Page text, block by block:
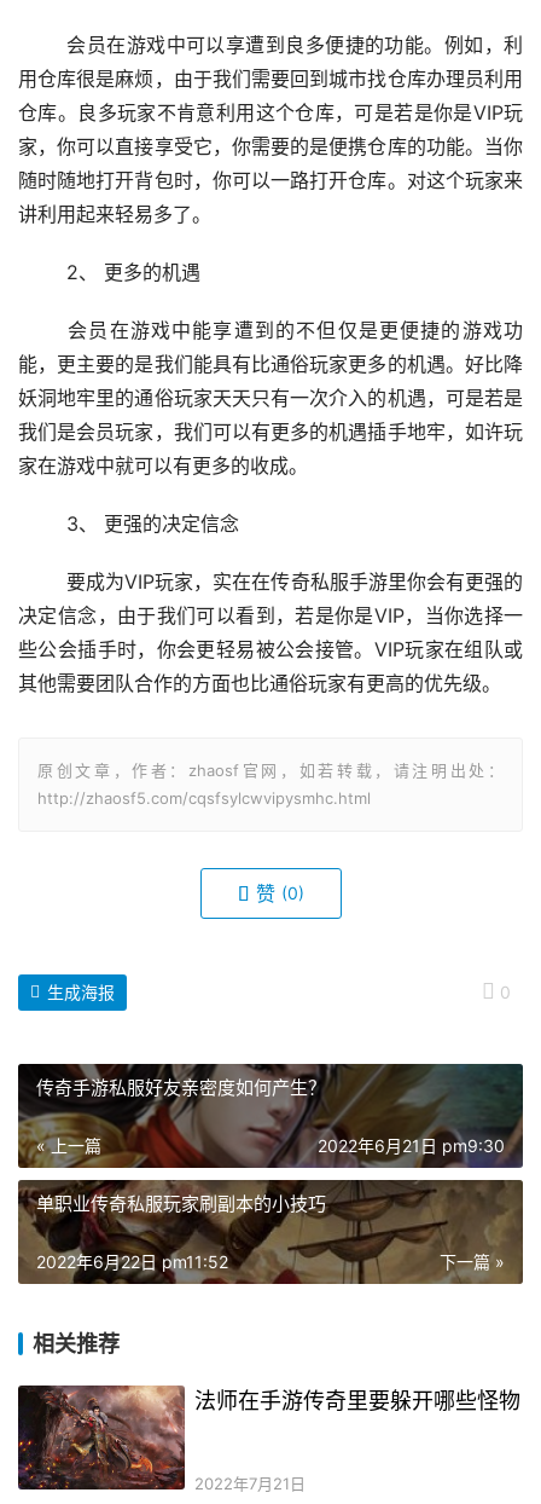
用仓库很是麻烦，由于我们需要回到城市找仓库办理员利用
仓库。良多玩家不肯意利用这个仓库，可是若是你是VIP玩
家，你可以直接享受它，你需要的是便携仓库的功能。当你
随时随地打开背包时，你可以一路打开仓库。对这个玩家来
讲利用起来轻易多了。
	2、 更多的机遇
能，更主要的是我们能具有比通俗玩家更多的机遇。好比降
妖洞地牢里的通俗玩家天天只有一次介入的机遇，可是若是
我们是会员玩家，我们可以有更多的机遇插手地牢，如许玩
家在游戏中就可以有更多的收成。
	3、 更强的决定信念
	要成为VIP玩家，实在在传奇私服手游里你会有更强的
决定信念，由于我们可以看到，若是你是VIP，当你选择一
些公会插手时，你会更轻易被公会接管。VIP玩家在组队或
其他需要团队合作的方面也比通俗玩家有更高的优先级。
原创文章，作者：zhaosf官网，如若转载，请注明出处：
http://zhaosf5.com/cqsfsylcwvipysmhc.html
赞 (0)
0
生成海报
传奇手游私服好友亲密度如何产生？
« 上一篇 2022年6月21日 pm9:30
单职业传奇私服玩家刷副本的小技巧
下一篇 »
2022年6月22日 pm11:52
相关推荐
法师在手游传奇里要躲开哪些怪物
2022年7月21日